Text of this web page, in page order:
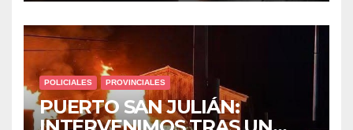
POLICIALES PROVINCIALES
PUERTO SAN JULIÁN: